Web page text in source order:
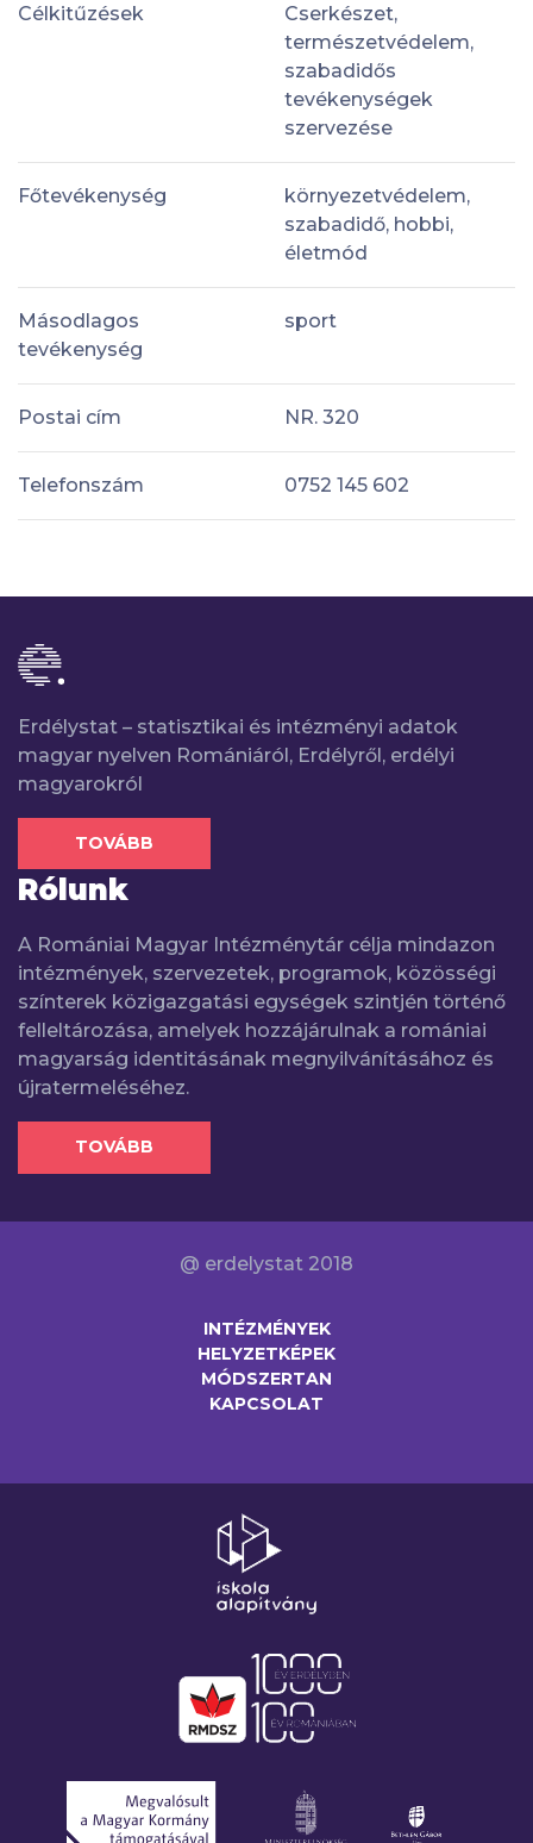
Célkitűzések
Cserkészet,
természetvédelem,
szabadidős
tevékenységek
szervezése
Főtevékenység
környezetvédelem,
szabadidő, hobbi,
életmód
Másodlagos
tevékenység
sport
Postai cím NR. 320
Telefonszám 0752 145 602
Erdélystat – statisztikai és intézményi adatok
magyar nyelven Romániáról, Erdélyről, erdélyi
magyarokról
TOVÁBB
Rólunk
A Romániai Magyar Intézménytár célja mindazon
intézmények, szervezetek, programok, közösségi
színterek közigazgatási egységek szintjén történő
felleltározása, amelyek hozzájárulnak a romániai
magyarság identitásának megnyilvánításához és
újratermeléséhez.
TOVÁBB
@ erdelystat 2018
INTÉZMÉNYEK
HELYZETKÉPEK
MÓDSZERTAN
KAPCSOLAT